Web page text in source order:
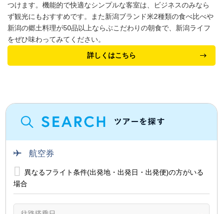
つけます。機能的で快適なシンプルな客室は、ビジネスのみなら
ず観光にもおすすめです。また新潟ブランド米2種類の食べ比べや
新潟の郷土料理が50品以上ならぶこだわりの朝食で、新潟ライフ
をぜひ味わってみてください。
詳しくはこちら
航空券
異なるフライト条件(出発地・出発日・出発便)の方がいる
場合